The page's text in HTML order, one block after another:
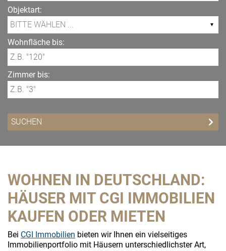
Objektart:
Wohnfläche bis:
Zimmer bis:
WOHNEN IN DEUTSCHLAND:
HÄUSER MIT CGI IMMOBILIEN
KAUFEN ODER MIETEN
Bei CGI Immobilien bieten wir Ihnen ein vielseitiges
Immobilienportfolio mit Häusern unterschiedlichster Art,